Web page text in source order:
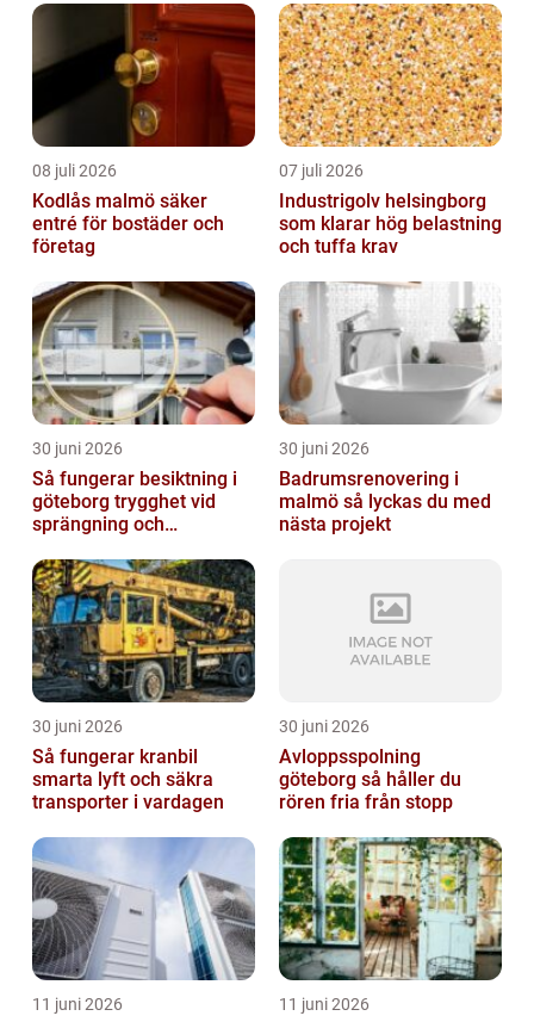
08 juli 2026
Kodlås malmö säker
entré för bostäder och
företag
07 juli 2026
Industrigolv helsingborg
som klarar hög belastning
och tuffa krav
30 juni 2026
Så fungerar besiktning i
göteborg trygghet vid
sprängning och
30 juni 2026
Badrumsrenovering i
malmö så lyckas du med
nästa projekt
30 juni 2026
Så fungerar kranbil
smarta lyft och säkra
transporter i vardagen
30 juni 2026
Avloppsspolning
göteborg så håller du
rören fria från stopp
11 juni 2026 11 juni 2026